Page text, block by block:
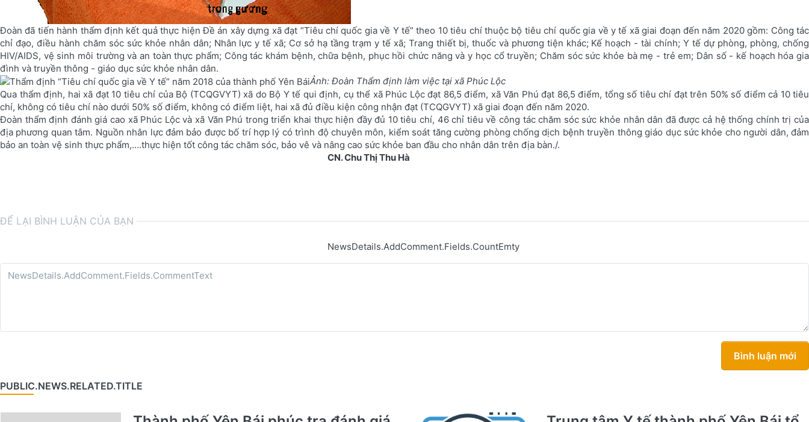
Đoàn đã tiến hành thẩm định kết quả thực hiện Đề án xây dựng xã đạt “Tiêu chí quốc gia về Y tế” theo 10 tiêu chí thuộc bộ tiêu chí quốc gia về y tế xã giai đoạn đến năm 2020 gồm: Công tác
chỉ đạo, điều hành chăm sóc sức khỏe nhân dân; Nhân lực y tế xã; Cơ sở hạ tầng trạm y tế xã; Trang thiết bị, thuốc và phương tiện khác; Kế hoạch - tài chính; Y tế dự phòng, phòng, chống
HIV/AIDS, vệ sinh môi trường và an toàn thực phẩm; Công tác khám bệnh, chữa bệnh, phục hồi chức năng và y học cổ truyền; Chăm sóc sức khỏe bà mẹ - trẻ em; Dân số - kế hoạch hóa gia
đình và truyền thông - giáo dục sức khỏe nhân dân.
Ảnh: Đoàn Thẩm định làm việc tại xã Phúc Lộc
Qua thẩm định, hai xã đạt 10 tiêu chí của Bộ (TCQGVYT) xã do Bộ Y tế qui định, cụ thể xã Phúc Lộc đạt 86,5 điểm, xã Văn Phú đạt 86,5 điểm, tổng số tiêu chí đạt trên 50% số điểm cả 10 tiêu
chí, không có tiêu chí nào dưới 50% số điểm, không có điểm liệt, hai xã đủ điều kiện công nhận đạt (TCQGVYT) xã giai đoạn đến năm 2020.
Đoàn thẩm định đánh giá cao xã Phúc Lộc và xã Văn Phú trong triển khai thực hiện đầy đủ 10 tiêu chí, 46 chỉ tiêu về công tác chăm sóc sức khỏe nhân dân đã được cả hệ thống chính trị của
địa phương quan tâm. Nguồn nhân lực đảm bảo được bố trí hợp lý có trình độ chuyên môn, kiểm soát tăng cường phòng chống dịch bệnh truyền thông giáo dục sức khỏe cho người dân, đảm
bảo an toàn vệ sinh thực phẩm,….thực hiện tốt công tác chăm sóc, bảo vê và nâng cao sức khỏe ban đầu cho nhân dân trên địa bàn./.
CN. Chu Thị Thu Hà
ĐỂ LẠI BÌNH LUẬN CỦA BẠN
NewsDetails.AddComment.Fields.CountEmty
Bình luận mới
PUBLIC.NEWS.RELATED.TITLE